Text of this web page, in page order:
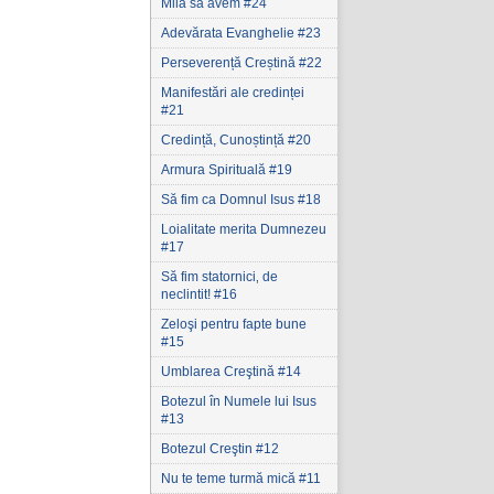
Milă să avem #24
Adevărata Evanghelie #23
Perseverență Creștină #22
Manifestări ale credinței
#21
Credință, Cunoștință #20
Armura Spirituală #19
Să fim ca Domnul Isus #18
Loialitate merita Dumnezeu
#17
Să fim statornici‚ de
neclintit! #16
Zeloşi pentru fapte bune
#15
Umblarea Creştină #14
Botezul în Numele lui Isus
#13
Botezul Creştin #12
Nu te teme turmă mică #11